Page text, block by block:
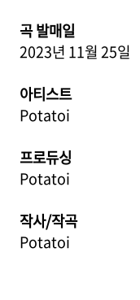
곡 발매일
2023년 11월 25일
아티스트
Potatoi
프로듀싱
Potatoi
작사/작곡
Potatoi